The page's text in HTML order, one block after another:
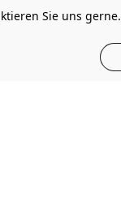
Sie uns gerne.